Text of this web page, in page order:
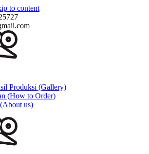
to content
Produksi (Gallery)
(How to Order)
us)